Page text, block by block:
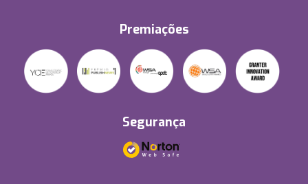
Premiações
Segurança